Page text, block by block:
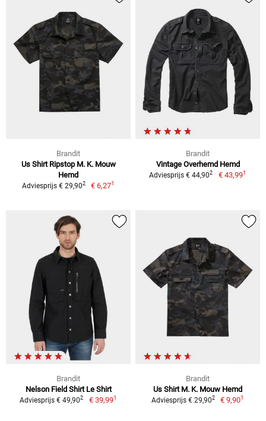
Brandit
Us Shirt Ripstop M. K. Mouw
Hemd
Adviesprijs € 29,902 € 6,271
Brandit
Vintage Overhemd Hemd
Adviesprijs € 44,902 € 43,991
Brandit
Nelson Field Shirt Le Shirt
Adviesprijs € 49,902 € 39,991
Brandit
Us Shirt M. K. Mouw Hemd
Adviesprijs € 29,902 € 9,901